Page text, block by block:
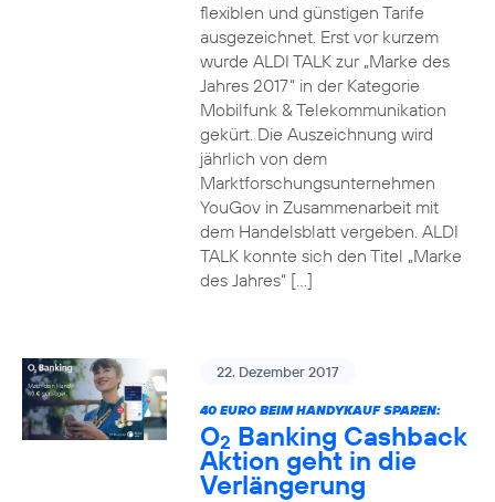
flexiblen und günstigen Tarife
ausgezeichnet. Erst vor kurzem
wurde ALDI TALK zur „Marke des
Jahres 2017“ in der Kategorie
Mobilfunk & Telekommunikation
gekürt. Die Auszeichnung wird
jährlich von dem
Marktforschungsunternehmen
YouGov in Zusammenarbeit mit
dem Handelsblatt vergeben. ALDI
TALK konnte sich den Titel „Marke
des Jahres“ […]
22. Dezember 2017
40 EURO BEIM HANDYKAUF SPAREN:
O2 Banking Cashback
Aktion geht in die
Verlängerung